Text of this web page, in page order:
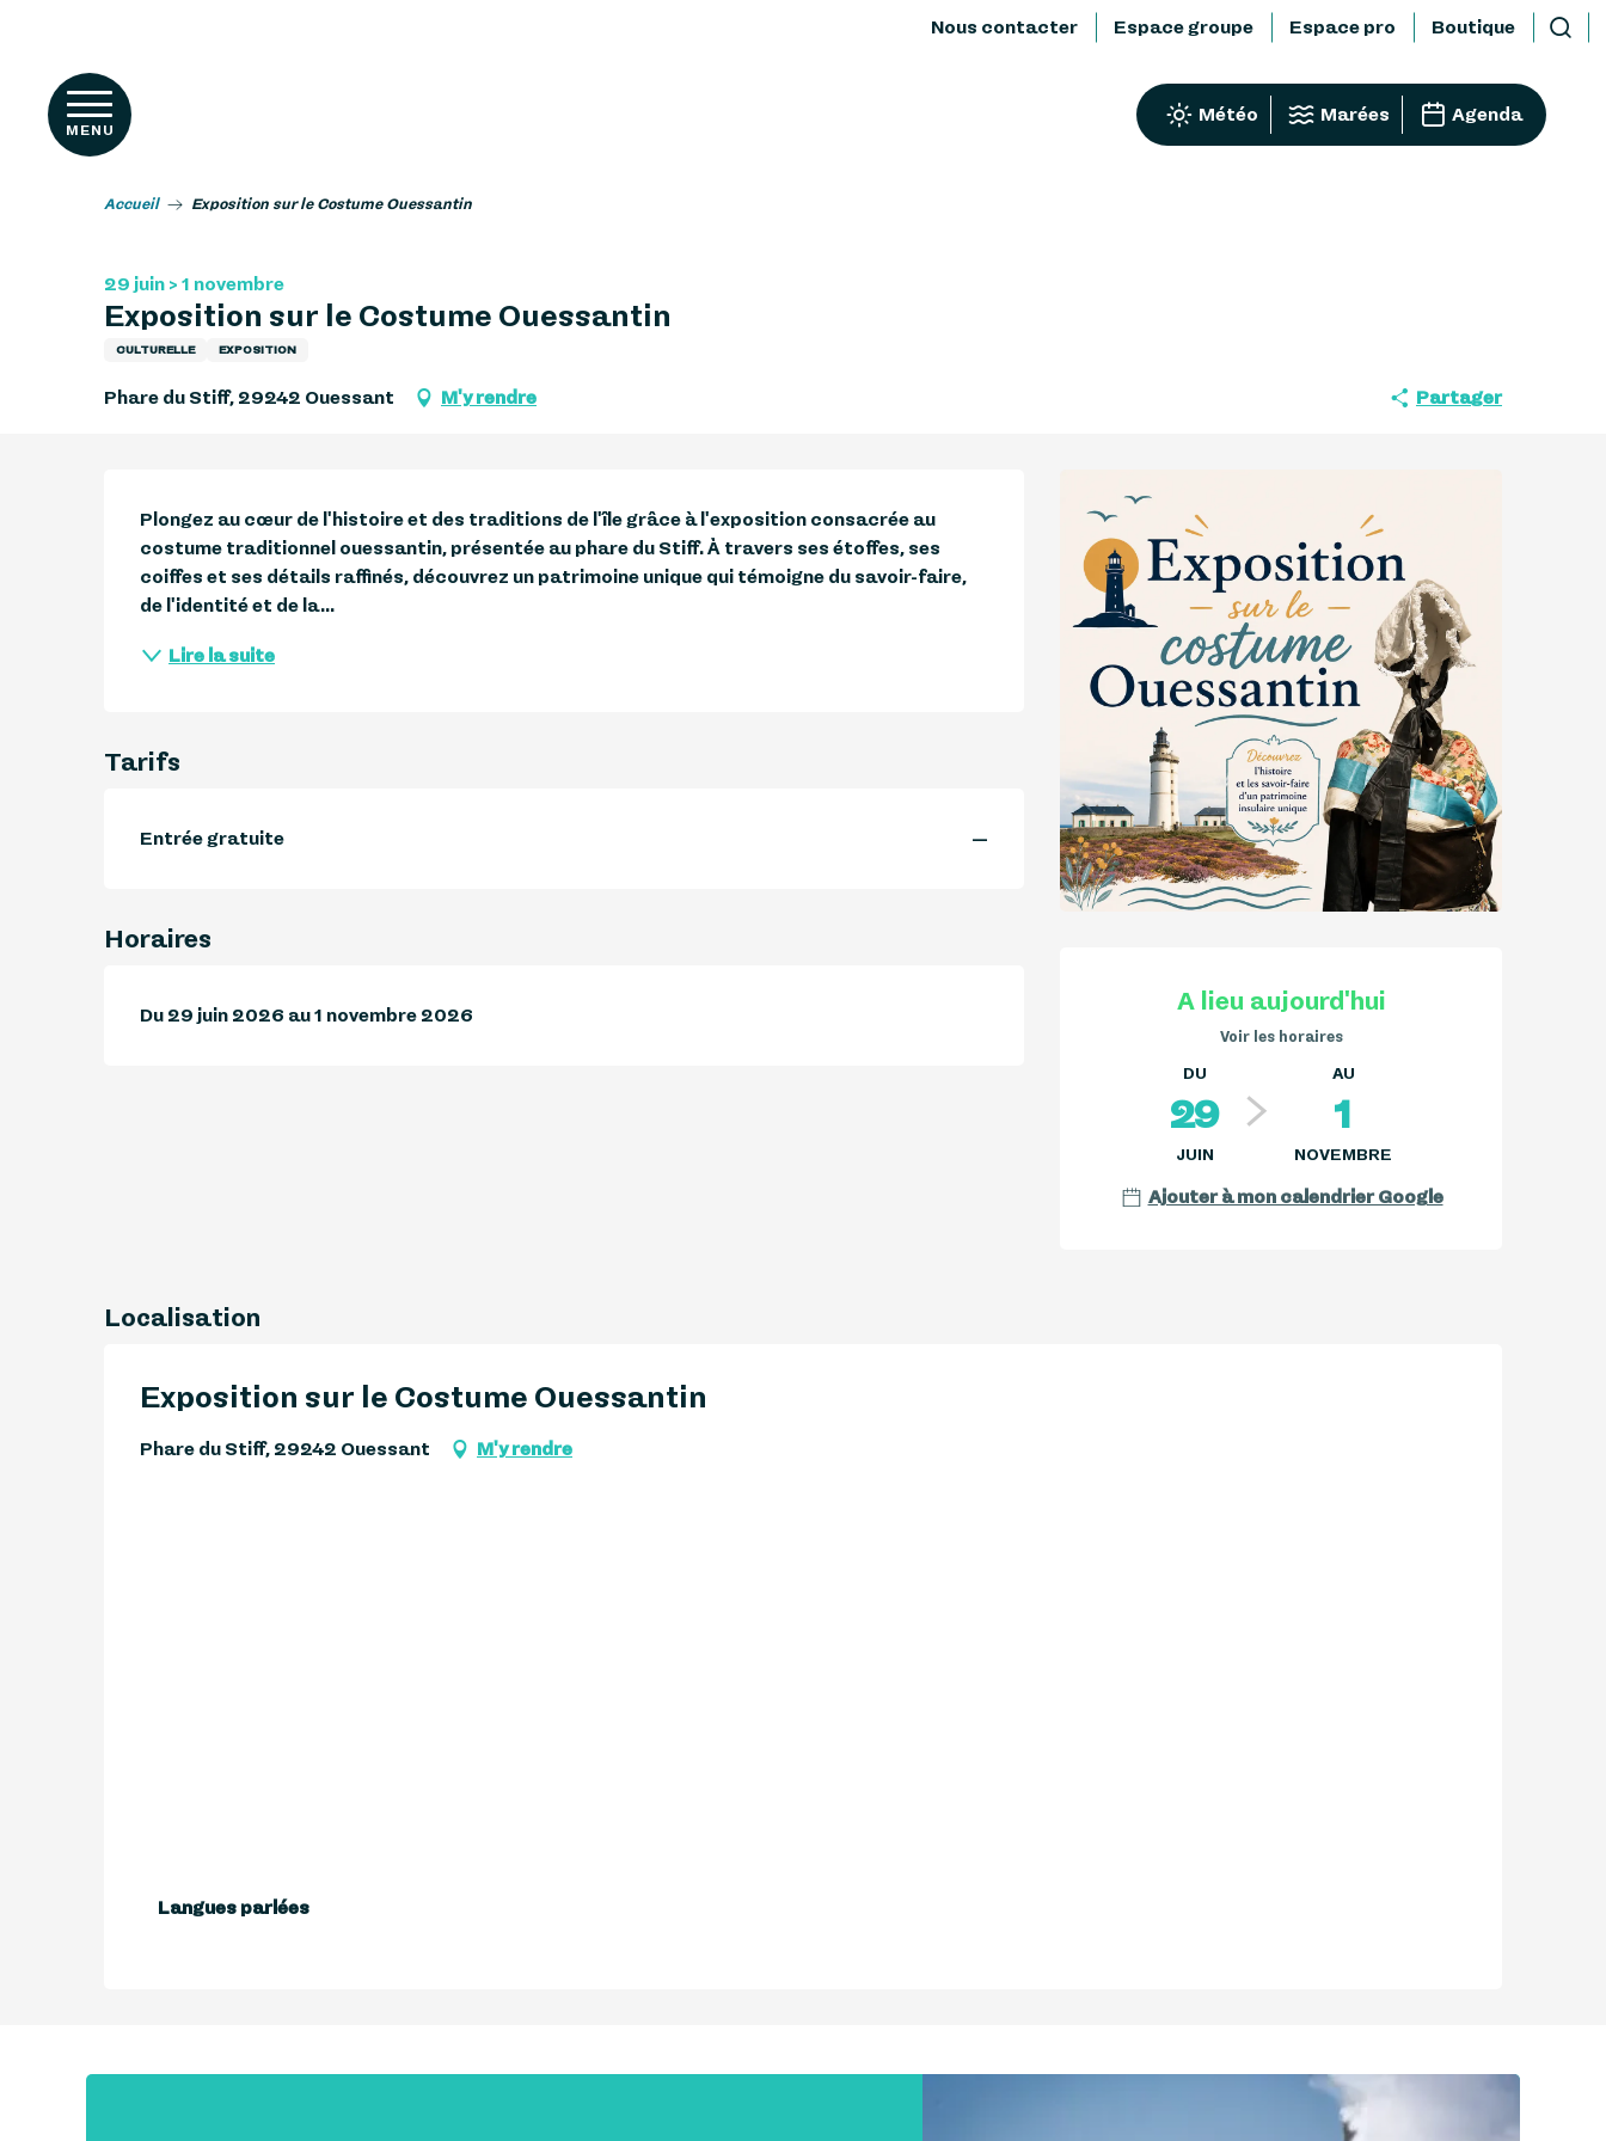
contenu
principal
Nous contacter Espace groupe Espace pro Boutique
MENU
Météo Marées Agenda
Accueil Exposition sur le Costume Ouessantin
29 juin > 1 novembre
Exposition sur le Costume Ouessantin
CULTURELLE EXPOSITION
Phare du Stiff, 29242 Ouessant M'y rendre Partager
A lieu aujourd'hui
Voir les horaires
DU
29
JUIN
AU
1
NOVEMBRE
Ajouter à mon calendrier Google
Plongez au cœur de l'histoire et des traditions de l'île grâce à l'exposition consacrée au
costume traditionnel ouessantin, présentée au phare du Stiff. À travers ses étoffes, ses
coiffes et ses détails raffinés, découvrez un patrimoine unique qui témoigne du savoir-faire,
de l'identité et de la...
Lire la suite
Tarifs
Entrée gratuite —
Horaires
Du 29 juin 2026 au 1 novembre 2026
Localisation
Exposition sur le Costume Ouessantin
Phare du Stiff, 29242 Ouessant M'y rendre
Langues parlées
Langues parlées